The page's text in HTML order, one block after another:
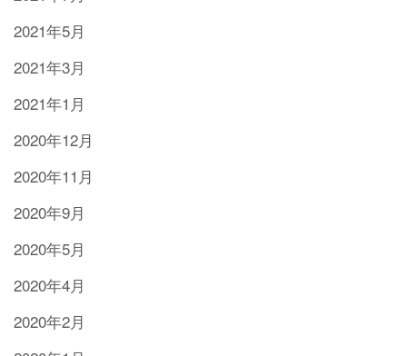
2021年5月
2021年3月
2021年1月
2020年12月
2020年11月
2020年9月
2020年5月
2020年4月
2020年2月